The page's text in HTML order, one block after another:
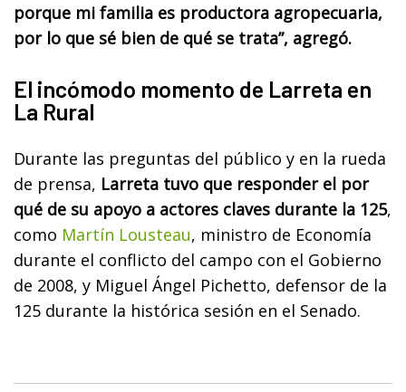
porque mi familia es productora agropecuaria,
por lo que sé bien de qué se trata”, agregó.
El incómodo momento de Larreta en
La Rural
Durante las preguntas del público y en la rueda
de prensa, Larreta tuvo que responder el por
qué de su apoyo a actores claves durante la 125,
como Martín Lousteau, ministro de Economía
durante el conflicto del campo con el Gobierno
de 2008, y Miguel Ángel Pichetto, defensor de la
125 durante la histórica sesión en el Senado.